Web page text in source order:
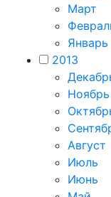
Март
Январь
2013
Ноябрь
Август
Июль
Июнь